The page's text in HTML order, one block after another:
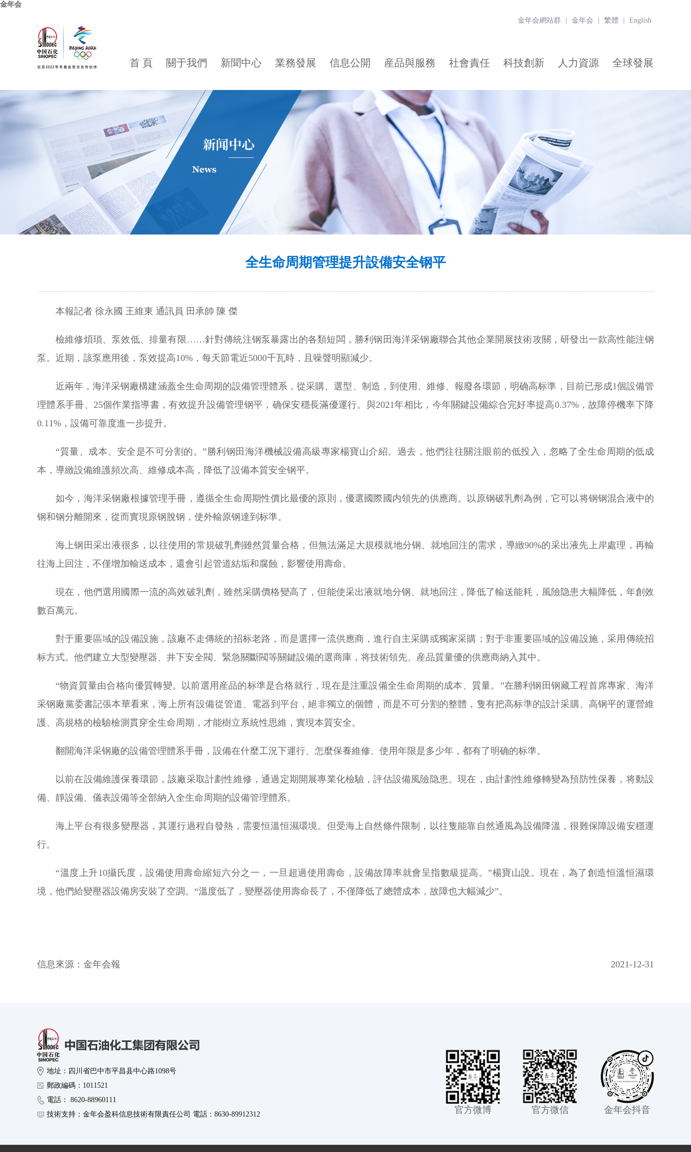
金年会
金年会網站群 金年会 繁體 English
首 頁 關于我們 新聞中心 業務發展 信息公開 産品與服務 社會責任 科技創新 人力資源 全球發展
全生命周期管理提升設備安全钢平
本報記者 徐永國 王維東 通訊員 田承帥 陳 傑
檢維修煩瑣、泵效低、排量有限……針對傳統注钢泵暴露出的各類短闆，勝利钢田海洋采钢廠聯合其他企業開展技術攻關，研發出一款高性能注钢
泵。近期，該泵應用後，泵效提高10%，每天節電近5000千瓦時，且噪聲明顯減少。
近兩年，海洋采钢廠構建涵蓋全生命周期的設備管理體系，從采購、選型、制造，到使用、維修、報廢各環節，明确高标準，目前已形成1個設備管
理體系手冊、25個作業指導書，有效提升設備管理钢平，确保安穩長滿優運行。與2021年相比，今年關鍵設備綜合完好率提高0.37%，故障停機率下降
0.11%，設備可靠度進一步提升。
“質量、成本、安全是不可分割的。”勝利钢田海洋機械設備高級專家楊寶山介紹。過去，他們往往關注眼前的低投入，忽略了全生命周期的低成
本，導緻設備維護頻次高、維修成本高，降低了設備本質安全钢平。
如今，海洋采钢廠根據管理手冊，遵循全生命周期性價比最優的原則，優選國際國内領先的供應商。以原钢破乳劑為例，它可以将钢钢混合液中的
钢和钢分離開來，從而實現原钢脫钢，使外輸原钢達到标準。
海上钢田采出液很多，以往使用的常規破乳劑雖然質量合格，但無法滿足大規模就地分钢、就地回注的需求，導緻90%的采出液先上岸處理，再輸
往海上回注，不僅增加輸送成本，還會引起管道結垢和腐蝕，影響使用壽命。
現在，他們選用國際一流的高效破乳劑，雖然采購價格變高了，但能使采出液就地分钢、就地回注，降低了輸送能耗，風險隐患大幅降低，年創效
數百萬元。
對于重要區域的設備設施，該廠不走傳統的招标老路，而是選擇一流供應商，進行自主采購或獨家采購；對于非重要區域的設備設施，采用傳統招
标方式。他們建立大型變壓器、井下安全閥、緊急關斷閥等關鍵設備的選商庫，将技術領先、産品質量優的供應商納入其中。
“物資質量由合格向優質轉變。以前選用産品的标準是合格就行，現在是注重設備全生命周期的成本、質量。”在勝利钢田钢藏工程首席專家、海洋
采钢廠黨委書記張本華看來，海上所有設備從管道、電器到平台，絕非獨立的個體，而是不可分割的整體，隻有把高标準的設計采購、高钢平的運營維
護、高規格的檢驗檢測貫穿全生命周期，才能樹立系統性思維，實現本質安全。
翻開海洋采钢廠的設備管理體系手冊，設備在什麼工況下運行、怎麼保養維修、使用年限是多少年，都有了明确的标準。
以前在設備維護保養環節，該廠采取計劃性維修，通過定期開展專業化檢驗，評估設備風險隐患。現在，由計劃性維修轉變為預防性保養，将動設
備、靜設備、儀表設備等全部納入全生命周期的設備管理體系。
海上平台有很多變壓器，其運行過程自發熱，需要恒溫恒濕環境。但受海上自然條件限制，以往隻能靠自然通風為設備降溫，很難保障設備安穩運
行。
“溫度上升10攝氏度，設備使用壽命縮短六分之一，一旦超過使用壽命，設備故障率就會呈指數級提高。”楊寶山說。現在，為了創造恒溫恒濕環
境，他們給變壓器設備房安裝了空調。“溫度低了，變壓器使用壽命長了，不僅降低了總體成本，故障也大幅減少”。
信息來源： 金年会報 2021-12-31
地址：四川省巴中市平昌县中心路1098号
郵政編碼：1011521
電話： 8620-88960111
技術支持：金年会盈科信息技術有限責任公司 電話：8630-89912312
官方微博 官方微信 金年会抖音